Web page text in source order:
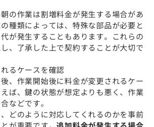
の作業は割増料金が発生する場合があ
種類によっては、特殊な部品が必要と
が発生することもあります。これらの
、了承した上で契約することが大切で
るケースを確認
、作業開始後に料金が変更されるケー
ば、鍵の状態が想定よりも悪く、作業
などです。
どのように対応してくれるのかを事前